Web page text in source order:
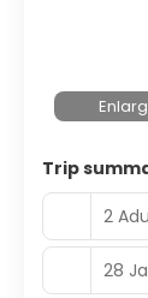
Trip
2
28